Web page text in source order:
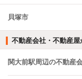
貝塚市
不動産会社・不動産屋
関大前駅周辺の不動産